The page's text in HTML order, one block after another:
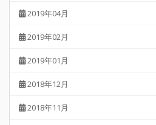
2019年04月
2019年02月
2019年01月
2018年12月
2018年11月